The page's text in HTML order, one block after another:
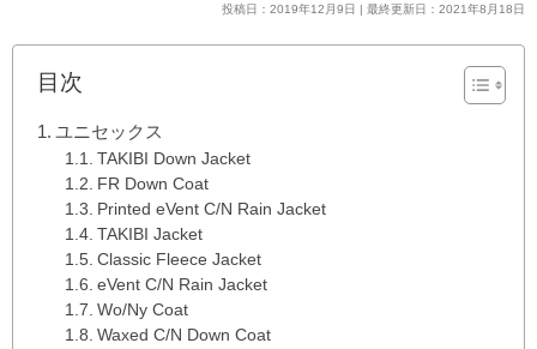
投稿日：2019年12月9日 | 最終更新日：2021年8月18日
目次
ユニセックス
TAKIBI Down Jacket
FR Down Coat
Printed eVent C/N Rain Jacket
TAKIBI Jacket
Classic Fleece Jacket
eVent C/N Rain Jacket
Wo/Ny Coat
Waxed C/N Down Coat